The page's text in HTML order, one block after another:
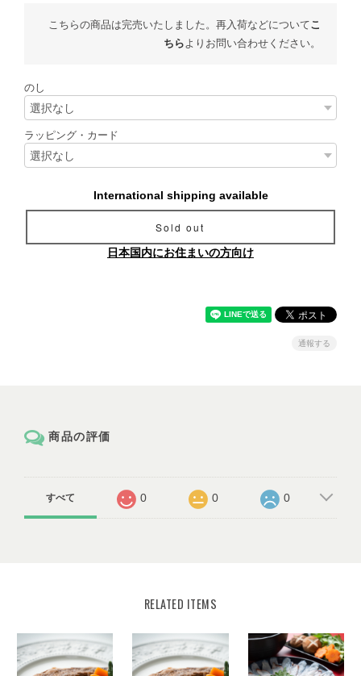
こちらの商品は完売いたしました。再入荷などについてこ
ちらよりお問い合わせください。
のし
ラッピング・カード
International shipping available
Sold out
日本国内にお住まいの方向け
通報する
商品の評価
すべて 0 0 0
RELATED ITEMS